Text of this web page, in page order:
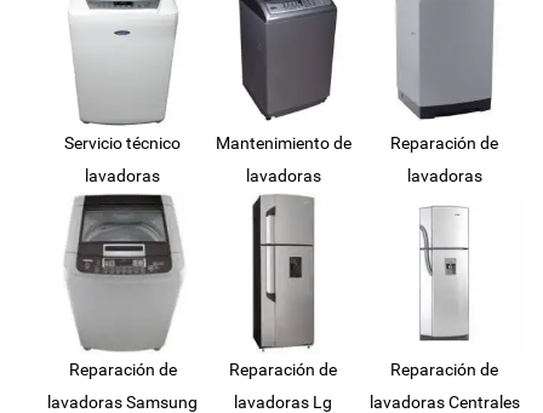
Servicio técnico
lavadoras
Mantenimiento de
lavadoras
Reparación de
lavadoras
Reparación de
lavadoras Samsung
Reparación de
lavadoras Lg
Reparación de
lavadoras Centrales